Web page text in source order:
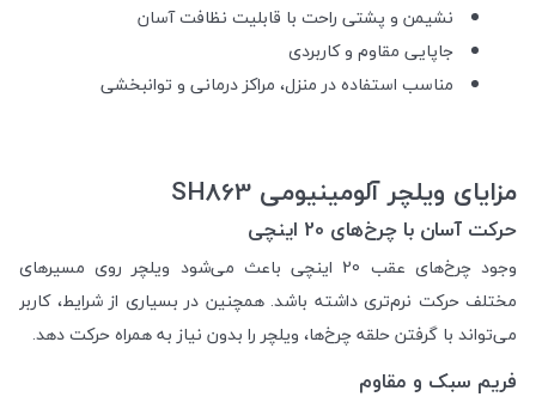
نشیمن و پشتی راحت با قابلیت نظافت آسان
جاپایی مقاوم و کاربردی
مناسب استفاده در منزل، مراکز درمانی و توانبخشی
مزایای ویلچر آلومینیومی SH863
حرکت آسان با چرخ‌های 20 اینچی
وجود چرخ‌های عقب 20 اینچی باعث می‌شود ویلچر روی مسیرهای
مختلف حرکت نرم‌تری داشته باشد. همچنین در بسیاری از شرایط، کاربر
می‌تواند با گرفتن حلقه چرخ‌ها، ویلچر را بدون نیاز به همراه حرکت دهد.
فریم سبک و مقاوم